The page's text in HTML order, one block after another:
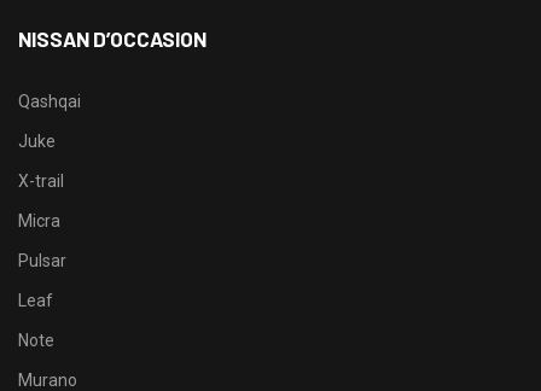
NISSAN D’OCCASION
Qashqai
Juke
X-trail
Micra
Pulsar
Leaf
Note
Murano